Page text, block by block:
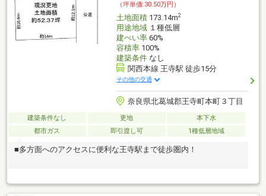
（坪単価:30.50万円）
土地面積173.14m2
用途地域１種低層
建ぺい率60%
容積率100%
建築条件なし
関西本線 王寺駅 徒歩15分
その他の交通
奈良県北葛城郡王寺町本町３丁目
建築条件なし 更地
本下水
都市ガス
即引渡し可 1種低層地域
■多方面へのアクセスに便利な王寺駅まで徒歩圏内！